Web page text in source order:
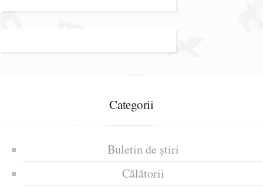
Categorii
Buletin de știri
Călătorii